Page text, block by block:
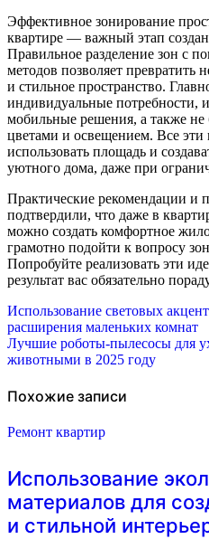
Эффективное зонирование
квартире — важный этап
Правильное разделение зон с
методов позволяет превратить
и стильное пространство.
индивидуальные потребности,
мобильные решения, а также не
цветами и освещением. Все
использовать площадь и
уютного дома, даже при
Практические рекомендации и
подтвердили, что даже в
можно создать комфортное
грамотно подойти к вопросу
Попробуйте реализовать эти
результат вас обязательно
Навигация
по
записям
Использование световых
расширения маленьких комнат
Лучшие роботы-пылесосы для
животными в 2025 году
Похожие записи
Ремонт квартир
Использование
материалов для
и стильной